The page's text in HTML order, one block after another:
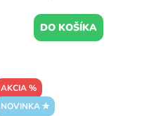
DO KOŠÍKA
AKCIA %
NOVINKA ✮